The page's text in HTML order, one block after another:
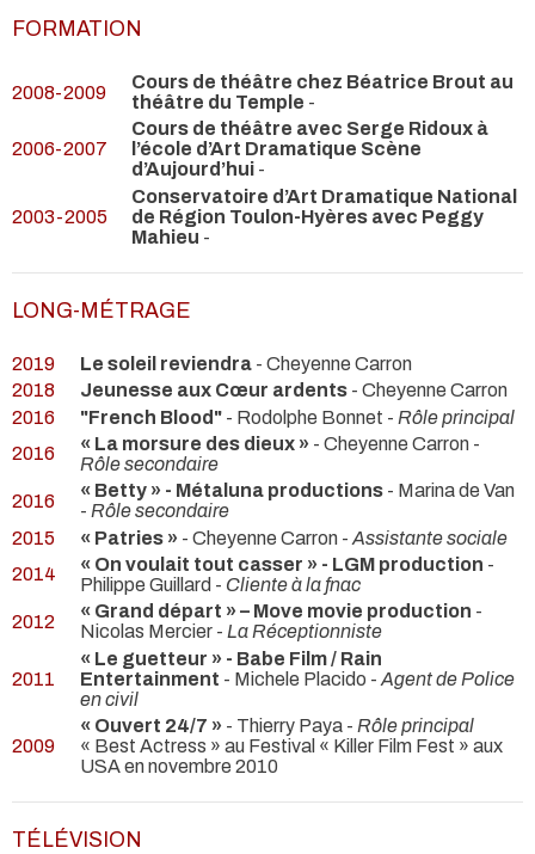
FORMATION
2008-2009
Cours de théâtre chez Béatrice Brout au
théâtre du Temple -
2006-2007
Cours de théâtre avec Serge Ridoux à
l’école d’Art Dramatique Scène
d’Aujourd’hui -
2003-2005
Conservatoire d’Art Dramatique National
de Région Toulon-Hyères avec Peggy
Mahieu -
LONG-MÉTRAGE
2019 Le soleil reviendra - Cheyenne Carron
2018
Jeunesse aux Cœur ardents - Cheyenne Carron
2016
"French Blood" - Rodolphe Bonnet - Rôle principal
2016
« La morsure des dieux » - Cheyenne Carron -
Rôle secondaire
2016
« Betty » - Métaluna productions - Marina de Van
- Rôle secondaire
2015
« Patries » - Cheyenne Carron - Assistante sociale
2014
« On voulait tout casser » - LGM production -
Philippe Guillard - Cliente à la fnac
2012
« Grand départ » – Move movie production -
Nicolas Mercier - La Réceptionniste
2011
« Le guetteur » - Babe Film / Rain
Entertainment - Michele Placido - Agent de Police
en civil
2009
« Ouvert 24/7 » - Thierry Paya - Rôle principal
« Best Actress » au Festival « Killer Film Fest » aux
USA en novembre 2010
TÉLÉVISION